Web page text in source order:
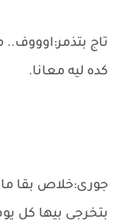
تاج
كده ليه معانا.
جورى:خلاص بقا
بتخرجى بيها كل